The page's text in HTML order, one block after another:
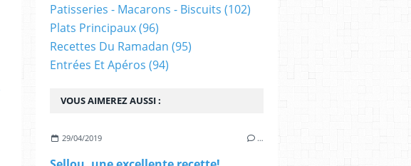
VOUS AIMEREZ AUSSI :
29/04/2019 …
Patisseries - Macarons - Biscuits (102)
Plats Principaux(96)
Recettes Du Ramadan (95)
Entrées Et Apéros (94)